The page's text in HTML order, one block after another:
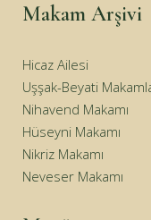
Makam Arşivi
Hicaz Ailesi
Uşşak-Beyati
Nihavend Makamı
Hüseyni Makamı
Nikriz Makamı
Neveser Makamı